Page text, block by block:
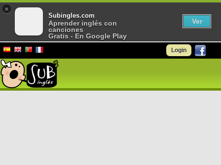
Login
×
Subingles.com
Aprender inglés con
canciones
Gratis - En Google Play
Ver